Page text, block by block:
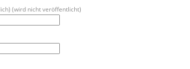
(wird nicht veröffentlicht)